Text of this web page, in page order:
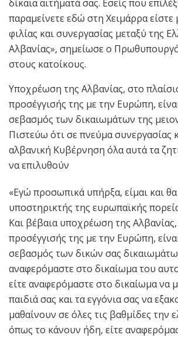
δίκαια αιτήματά σας. Εσείς που
παραμείνετε εδώ στη Χειμάρρα είστε
φιλίας και συνεργασίας μεταξύ της
Αλβανίας», σημείωσε ο
στους κατοίκους.
Υποχρέωση της Αλβανίας, στο
προσέγγισής της με την Ευρώπη,
σεβασμός των δικαιωμάτων της
Πιστεύω ότι σε πνεύμα συνεργασίας
αλβανική Κυβέρνηση όλα αυτά τα
να επιλυθούν
«Εγώ προσωπικά υπήρξα, είμαι και
υποστηρικτής της ευρωπαϊκής
Και βέβαια υποχρέωση της Αλβανίας,
προσέγγισής της με την Ευρώπη,
σεβασμός των δικών σας
αναφερόμαστε στο δικαίωμα του
είτε αναφερόμαστε στο δικαίωμα να
παιδιά σας και τα εγγόνια σας να
μαθαίνουν σε όλες τις βαθμίδες την
όπως το κάνουν ήδη, είτε